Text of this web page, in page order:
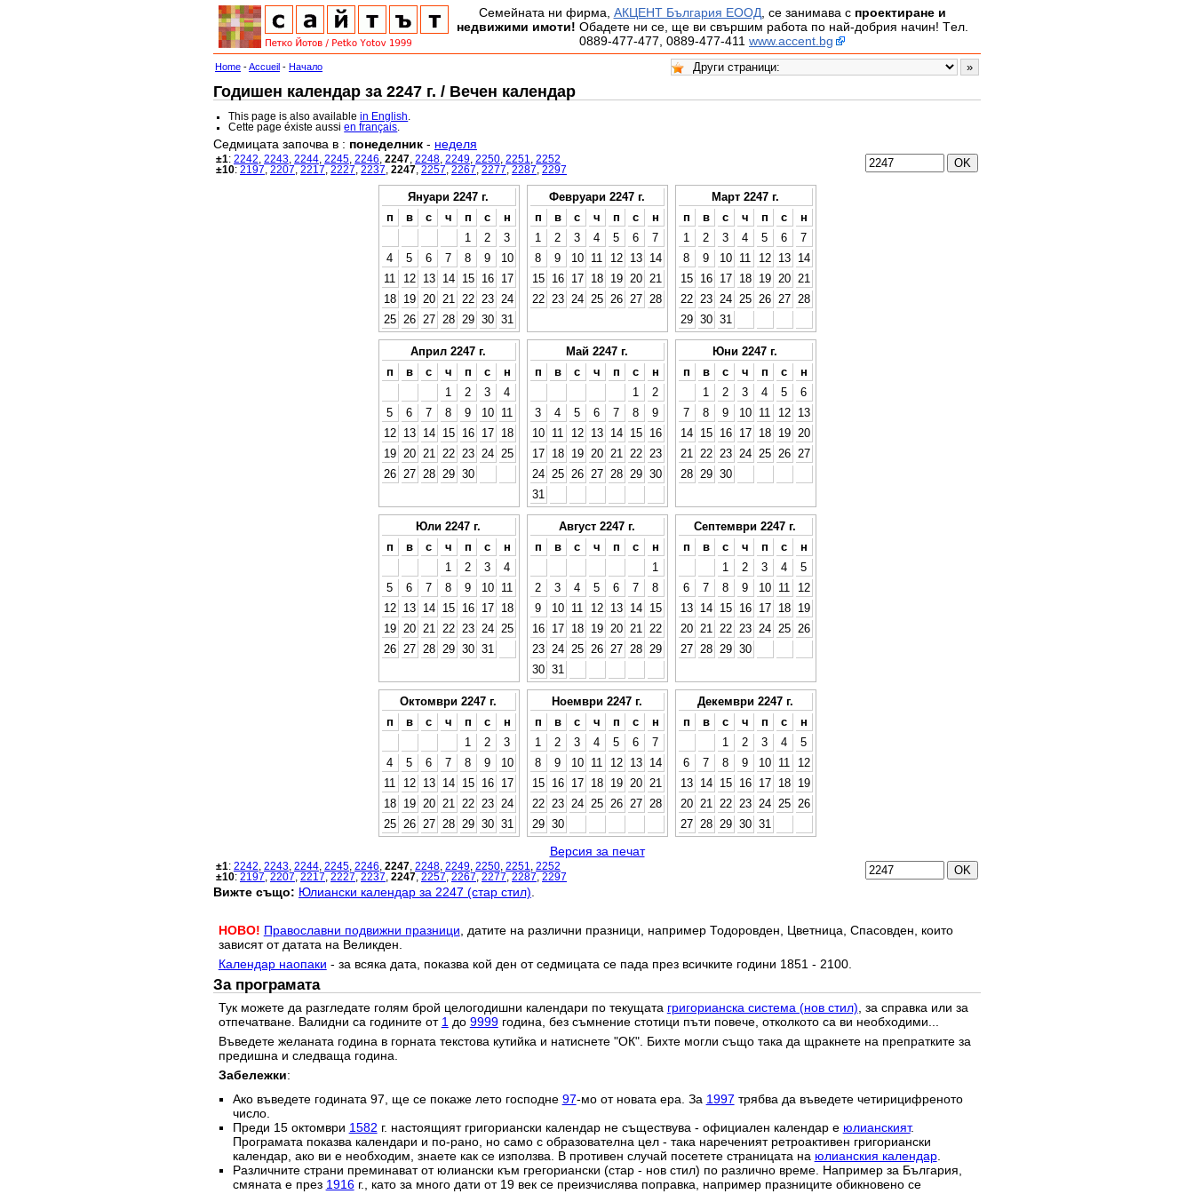
Семейната ни фирма, АКЦЕНТ България ЕООД, се занимава с проектиране и
недвижими имоти! Обадете ни се, ще ви свършим работа по най-добрия начин! Tел.
0889-477-477, 0889-477-411 www.accent.bg
Home -Accueil - Начало
Годишен календар за 2247 г. / Вечен календар
This page is also availablein English
Cette page éxiste aussien français
Седмицата започва в : понеделник - неделя
±1: 2242 2243 2244 2245 2246 2247 2248 2249 2250 2251
2252
±10: 2197 2207 2217 2227 2237 2247 2257 2267 2277 2287 2297
Януари 2247 г.
п
в с ч п с
н
1
2
3
4
5 6 7 8 9
10
11
12 13 14 15 16
17
18
19 20 21 22 23
24
25
26 27 28 29 30 31
Февруари 2247 г.
п
в с ч п с
н
1
2 3 4 5 6
7
8
9 10 11 12 13
14
15
16 17 18 19 20
21
22
23 24 25 26 27 28
Март 2247 г.
п
в с ч п с
н
1
2 3 4 5 6
7
8
9 10 11 12 13
14
15
16 17 18 19 20
21
22
23 24 25 26 27
28
29 30 31
Април 2247 г.
п
в с ч п с
н
1
2 3
4
5
6 7 8 9 10
11
12
13 14 15 16 17
18
19
20 21 22 23 24
25
26
27 28 29 30
Май 2247 г.
п
в с ч п с
н
1
2
3
4 5 6 7 8
9
10
11 12 13 14 15
16
17
18 19 20 21 22
23
24
25 26 27 28 29 30
31
Юни 2247 г.
п
в с ч п с
н
1
2 3 4 5
6
7
8 9 10 11 12
13
14
15 16 17 18 19
20
21
22 23 24 25 26
27
28
29 30
Юли 2247 г.
п
в с ч п с
н
1
2 3
4
5
6 7 8 9 10
11
12
13 14 15 16 17
18
19
20 21 22 23 24
25
26
27 28 29 30 31
Август 2247 г.
п
в с ч п с
н
1
2
3 4 5 6 7
8
9
10 11 12 13 14
15
16
17 18 19 20 21
22
23
24 25 26 27 28
29
30 31
Септември 2247 г.
п
в с ч п с
н
1
2 3 4
5
6
7 8 9 10 11
12
13
14 15 16 17 18
19
20
21 22 23 24 25
26
27
28 29 30
Октомври 2247 г.
п
в с ч п с
н
1
2
3
4
5 6 7 8 9
10
11
12 13 14 15 16
17
18
19 20 21 22 23
24
25
26 27 28 29 30 31
Ноември 2247 г.
п
в с ч п с
н
1
2 3 4 5 6
7
8
9 10 11 12 13
14
15
16 17 18 19 20
21
22
23 24 25 26 27
28
29 30
Декември 2247 г.
п
в с ч п с
н
1
2 3 4
5
6
7 8 9 10 11
12
13
14 15 16 17 18
19
20
21 22 23 24 25
26
27
28 29 30 31
Версия за печат
±1: 2242 2243 2244 2245 2246 2247 2248 2249 2250 2251
2252
±10: 2197 2207 2217 2227 2237 2247 2257 2267 2277 2287 2297
Вижте също: Юлиански календар за 2247 (стар стил)
НОВО! Православни подвижни празници , датите на различни празници, например Тодоровден, Цветница, Спасовден, които
зависят от датата на Великден.
Календар наопаки - за всяка дата, показва кой ден от седмицата се пада през всичките години 1851 - 2100.
За програмата
Тук можете да разгледате голям брой целогодишни календари по текущата григорианска система (нов стил), за справка или за
отпечатване. Валидни са годините от 1до 9999година, без съмнение стотици пъти повече, отколкото са ви необходими...
Въведете желаната година в горната текстова кутийка и натиснете "ОК". Бихте могли също така да щракнете на препратките за
предишна и следваща година.
Забележки:
Ако въведете годината 97, ще се покаже лето господне 97-мо от новата ера. За 1997 трябва да въведете четирицифреното
число.
Преди 15 октомври 1582 г. настоящият григориански календар не съществува - официален календар е юлианският.
Програмата показва календари и по-рано, но само с образователна цел - така нареченият ретроактивен григориански
календар, ако ви е необходим, знаете как се използва. В противен случай посетете страницата на юлианския календар.
Различните страни преминават от юлиански към грегориански (стар - нов стил) по различно време. Например за България,
смяната е през 1916г., като за много дати от 19 век се преизчислява поправка, например празниците обикновено се